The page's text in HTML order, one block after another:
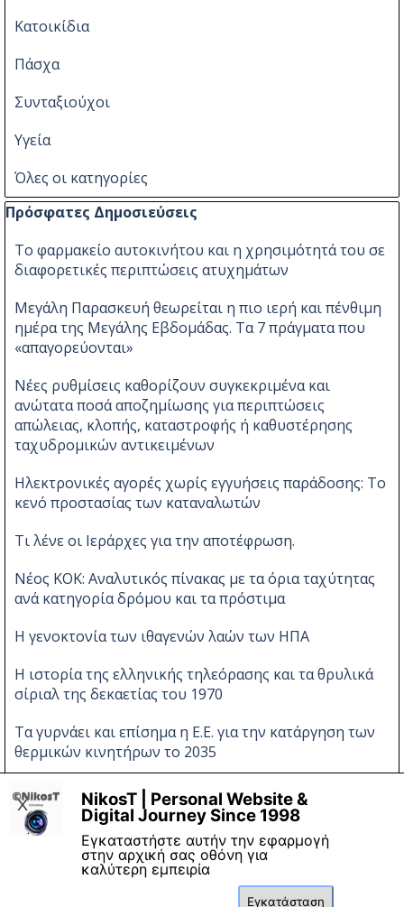
Κατοικίδια
Πάσχα
Συνταξιούχοι
Υγεία
Όλες οι κατηγορίες
Παράλειψη μπλόκ Πρόσφατες Δημοσιεύσεις
Πρόσφατες Δημοσιεύσεις
Το φαρμακείο αυτοκινήτου και η χρησιμότητά του σε
διαφορετικές περιπτώσεις ατυχημάτων
Μεγάλη Παρασκευή θεωρείται η πιο ιερή και πένθιμη
ημέρα της Μεγάλης Εβδομάδας. Τα 7 πράγματα που
«απαγορεύονται»
Νέες ρυθμίσεις καθορίζουν συγκεκριμένα και
ανώτατα ποσά αποζημίωσης για περιπτώσεις
απώλειας, κλοπής, καταστροφής ή καθυστέρησης
ταχυδρομικών αντικειμένων
Ηλεκτρονικές αγορές χωρίς εγγυήσεις παράδοσης: Το
κενό προστασίας των καταναλωτών
Τι λένε οι Ιεράρχες για την αποτέφρωση.
Νέος ΚΟΚ: Αναλυτικός πίνακας με τα όρια ταχύτητας
ανά κατηγορία δρόμου και τα πρόστιμα
Η γενοκτονία των ιθαγενών λαών των ΗΠΑ
Η ιστορία της ελληνικής τηλεόρασης και τα θρυλικά
σίριαλ της δεκαετίας του 1970
Τα γυρνάει και επίσημα η Ε.Ε. για την κατάργηση των
θερμικών κινητήρων το 2035
Νέες αλλαγές στον ΚΟΚ
NikosT | Personal Website &
Digital Journey Since 1998
Εγκαταστήστε αυτήν την εφαρμογή
στην αρχική σας οθόνη για
καλύτερη εμπειρία
Εγκατάσταση
X